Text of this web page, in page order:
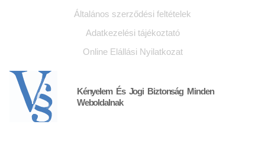
Általános szerződési feltételek
Adatkezelési tájékoztató
Online Elállási Nyilatkozat
Kényelem És Jogi Biztonság Minden
Weboldalnak